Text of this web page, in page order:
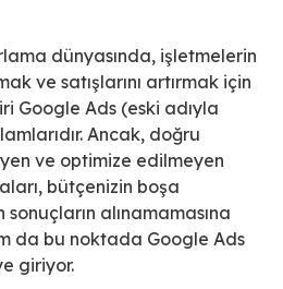
dünyasında, işletmelerin
ve satışlarını artırmak için
Google Ads (eski adıyla
Ancak, doğru
ve optimize edilmeyen
bütçenizin boşa
alınamamasına
da bu noktada Google Ads
giriyor.